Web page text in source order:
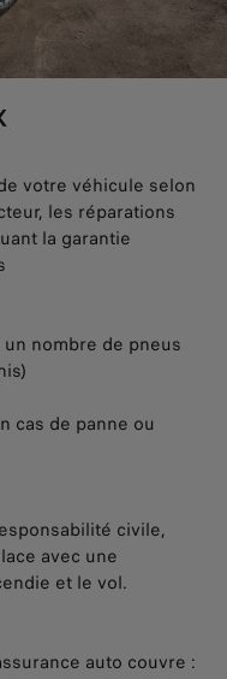
votre véhicule selon
les réparations
la garantie
nombre de pneus
cas de panne ou
civile,
avec une
et le vol.
auto couvre :